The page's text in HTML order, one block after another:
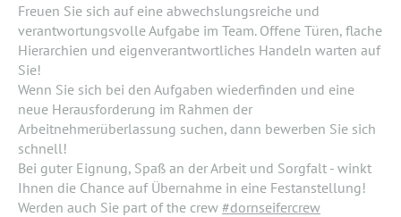
Freuen Sie sich auf eine abwechslungsreiche und
verantwortungsvolle Aufgabe im Team. Offene Türen, flache
Hierarchien und eigenverantwortliches Handeln warten auf
Sie!
Wenn Sie sich bei den Aufgaben wiederfinden und eine
neue Herausforderung im Rahmen der
Arbeitnehmerüberlassung suchen, dann bewerben Sie sich
schnell!
Bei guter Eignung, Spaß an der Arbeit und Sorgfalt - winkt
Ihnen die Chance auf Übernahme in eine Festanstellung!
Werden auch Sie part of the crew #dornseifercrew